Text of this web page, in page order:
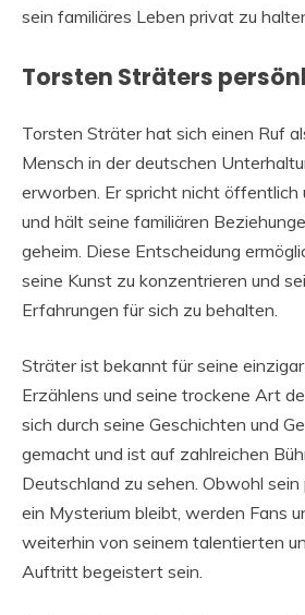
sein familiäres Leben privat zu
Torsten Sträters
Torsten Sträter hat sich einen Ruf
Mensch in der deutschen
erworben. Er spricht nicht öffentlich
und hält seine familiären
geheim. Diese Entscheidung
seine Kunst zu konzentrieren und
Erfahrungen für sich zu behalten.
Sträter ist bekannt für seine
Erzählens und seine trockene Art
sich durch seine Geschichten und
gemacht und ist auf zahlreichen
Deutschland zu sehen. Obwohl
ein Mysterium bleibt, werden Fans
weiterhin von seinem talentierten
Auftritt begeistert sein.